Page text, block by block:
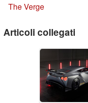
The Verge
Articoli collegati